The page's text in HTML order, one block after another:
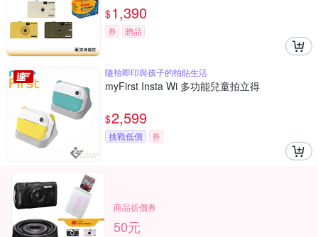
$1,390
券 贈品
隨拍即印與孩子的拍貼生活
myFirst Insta Wi 多功能兒童拍立得
$2,599
挑戰低價 券
商品折價券
50元